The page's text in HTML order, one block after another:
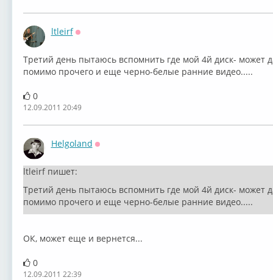
ltleirf
Третий день пытаюсь вспомнить где мой 4й диск- может
помимо прочего и еще черно-белые ранние видео.....
0
12.09.2011 20:49
Helgoland
ltleirf пишет:
Третий день пытаюсь вспомнить где мой 4й диск- может
помимо прочего и еще черно-белые ранние видео.....
ОК, может еще и вернется...
0
12.09.2011 22:39